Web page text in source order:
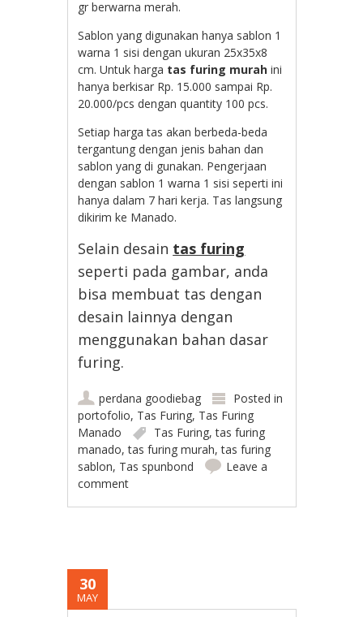
gr berwarna merah.
Sablon yang digunakan hanya sablon 1
warna 1 sisi dengan ukuran 25x35x8
cm. Untuk harga tas furing murah ini
hanya berkisar Rp. 15.000 sampai Rp.
20.000/pcs dengan quantity 100 pcs.
Setiap harga tas akan berbeda-beda
tergantung dengan jenis bahan dan
sablon yang di gunakan. Pengerjaan
dengan sablon 1 warna 1 sisi seperti ini
hanya dalam 7 hari kerja. Tas langsung
dikirim ke Manado.
Selain desain tas furing
seperti pada gambar, anda
bisa membuat tas dengan
desain lainnya dengan
menggunakan bahan dasar
furing.
perdana goodiebag
Posted in
portofolio, Tas Furing, Tas Furing
Manado
Tas Furing,tas furing
manado,tas furing murah,tas furing
sablon, Tas spunbond
Leave a
comment
30
MAY